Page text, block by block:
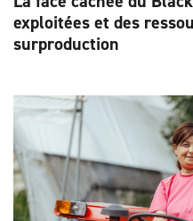
exploitées et des
surproduction